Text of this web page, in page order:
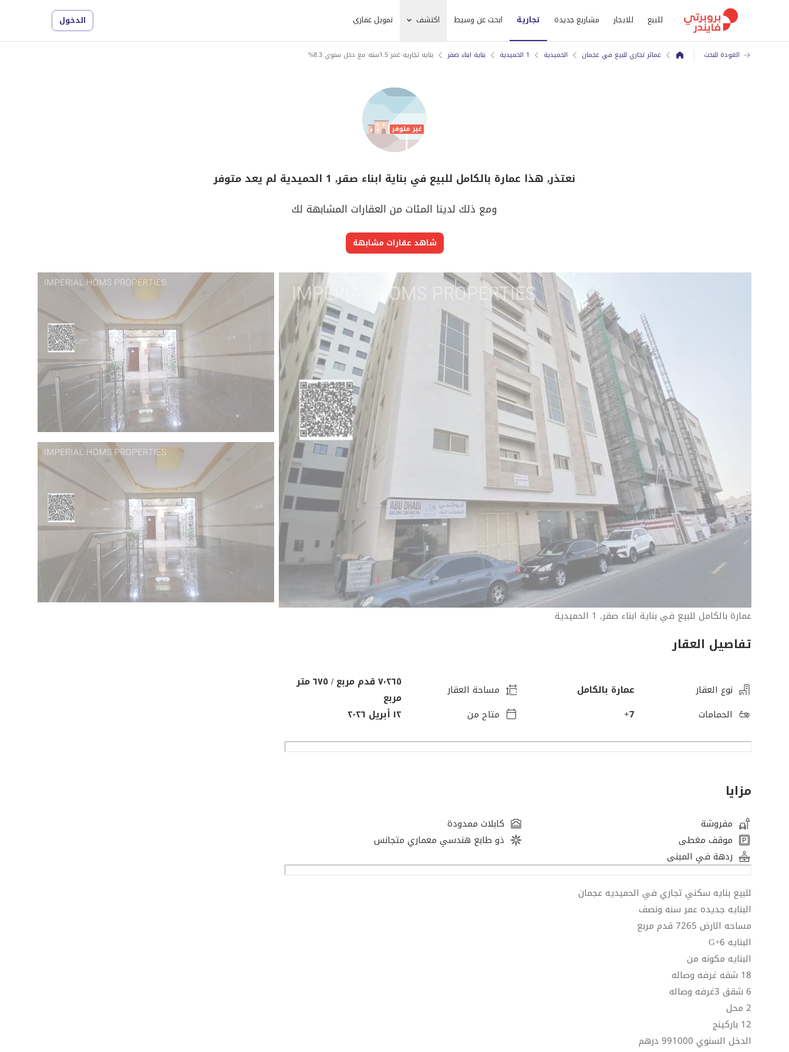
للبيع للايجار مشاريع جديدة تجارية ابحث عن وسيط اكتشف تمويل عقاري الدخول
العودة للبحث عمائر تجاري للبيع في عجمان الحميدية 1 الحميدية بناية ابناء صقر بنايه تجاريه عمر 1.5سنه مع دخل سنوي 8.3%
نعتذر, هذا عمارة بالكامل للبيع في بناية ابناء صقر, 1 الحميدية لم يعد متوفر
ومع ذلك لدينا المئات من العقارات المشابهة لك
شاهد عقارات مشابهة
عمارة بالكامل للبيع في بناية ابناء صقر, 1 الحميدية
تفاصيل العقار
نوع العقار عمارة بالكامل مساحة العقار
٧٬٢٦٥ قدم مربع / ٦٧٥ متر
مربع
الحمامات
7+ متاح من ١٢ أبريل ٢٠٢٦
مزايا
مفروشة
كابلات ممدودة
موقف مغطى
ذو طابع هندسي معماري متجانس
ردهة في المبنى
للبيع بنايه سكني تجاري في الحميديه عجمان
البنايه جديده عمر سنه ونصف
مساحه الارض 7265 قدم مربع
البنايه G+6
البنايه مكونه من
18 شقه غرفه وصاله
6 شقق 3غرفه وصاله
2 محل
12 باركينج
الدخل السنوي 991000 درهم